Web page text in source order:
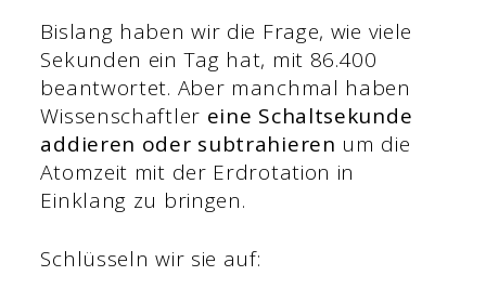
Bislang haben wir die Frage, wie viele
Sekunden ein Tag hat, mit 86.400
beantwortet. Aber manchmal haben
Wissenschaftler eine Schaltsekunde
addieren oder subtrahieren um die
Atomzeit mit der Erdrotation in
Einklang zu bringen.
Schlüsseln wir sie auf: